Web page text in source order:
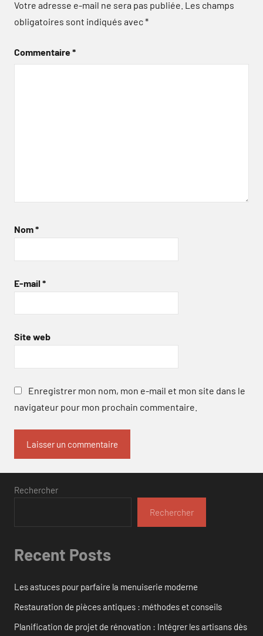
Votre adresse e-mail ne sera pas publiée. Les champs
obligatoires sont indiqués avec*
Commentaire*
Nom*
E-mail *
Site web
Enregistrer mon nom, mon e-mail et mon site dans le
navigateur pour mon prochain commentaire.
Rechercher
Rechercher
Recent Posts
Les astuces pour parfaire la menuiserie moderne
Restauration de pièces antiques : méthodes et conseils
Planification de projet de rénovation : Intégrer les artisans dès